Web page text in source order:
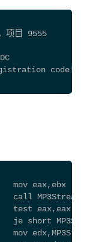
项目 9555
code!"
mov eax,ebx
call
test eax,eax
je short
mov